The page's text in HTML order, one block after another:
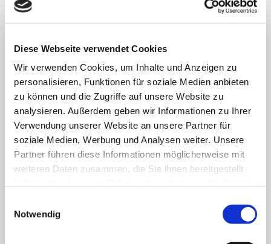
Diese Webseite verwendet Cookies
Wir verwenden Cookies, um Inhalte und Anzeigen zu
personalisieren, Funktionen für soziale Medien anbieten
zu können und die Zugriffe auf unsere Website zu
analysieren. Außerdem geben wir Informationen zu Ihrer
Verwendung unserer Website an unsere Partner für
soziale Medien, Werbung und Analysen weiter. Unsere
Partner führen diese Informationen möglicherweise mit
weiteren Daten zusammen, die Sie ihnen bereitgestellt
Notwendig
Dach Altenheime und eine Jugendhilfe-Einrichtung. Die
Kath. St. Paulus Gesellschaft zählt zu den größten
anvertrauten Patient:innen, Bewohner:innen, Kinder und
Jugendlichen.
FACHBEREICHE
Klinik für Allgemein-, Viszeral- und minimal-
invasive Chirurgie
Klinik für Innere Medizin Goethestraße